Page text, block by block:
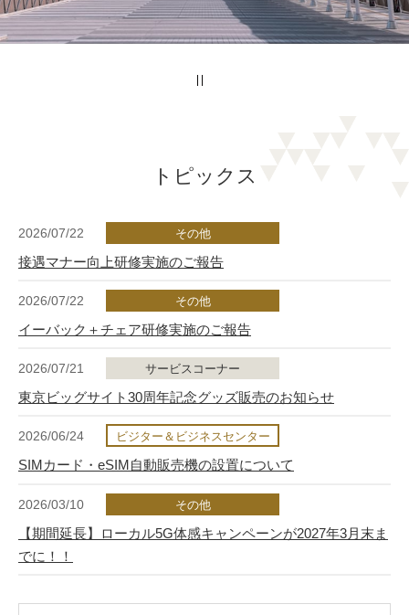
トピックス
2026/07/22 その他
接遇マナー向上研修実施のご報告
2026/07/22 その他
イーバック＋チェア研修実施のご報告
2026/07/21 サービスコーナー
東京ビッグサイト30周年記念グッズ販売のお知らせ
2026/06/24 ビジター＆ビジネスセンター
SIMカード・eSIM自動販売機の設置について
2026/03/10 その他
【期間延長】ローカル5G体感キャンペーンが2027年3月末ま
でに！！